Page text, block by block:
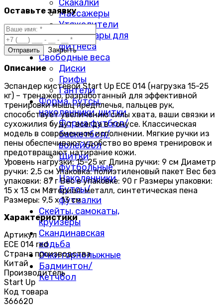
Скакалки
Массажеры
Утяжелители
Аксессуары для
фитнеса
Свободные веса
Диски
Грифы
Гантели
Форма, бутсы,
наколенники, щитки
Форма футбол/
баскетбол/
волейбол
Щитки
футбольные
Наколенники
Бутсы/
футзалки
Скейты, самокаты,
круизёры
Скандинавская
ходьба
Очки горнолыжные
Бадминтон/
Кетчбол
Оставьте заявку
Закрыть
Описание
Эспандер кистевой Start Up ЕСЕ 014 (нагрузка 15-25
кг) – тренажер, разработанный для эффективной
тренировки мышц предплечья, пальцев рук,
способствует увеличению силы хвата, ваши связки и
сухожилия будут всегда в тонусе. Классическая
модель в современном исполнении. Мягкие ручки из
пены обеспечивают удобство во время тренировок и
предотвращают натирание кожи.
Уровень нагрузки: 15-25 кг Длина ручки: 9 см Диаметр
ручки: 2,5 см Упаковка: полиэтиленовый пакет Вес без
упаковки: 87 г Вес в упаковке: 90 г Размеры упаковки:
15 х 13 см Материал: металл, синтетическая пена
Размеры: 9,5 х 13 см
Характеристики
Артикул
ECE 014 red
Страна производства
Китай
Производитель
Start Up
Код товара
366620